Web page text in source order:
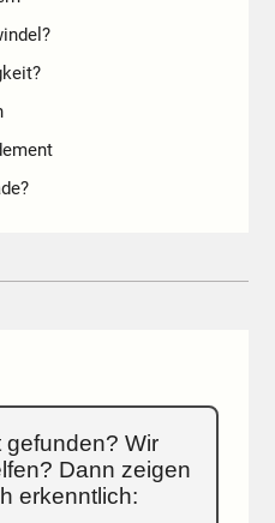
gefunden? Wir
Dann zeigen
erkenntlich: